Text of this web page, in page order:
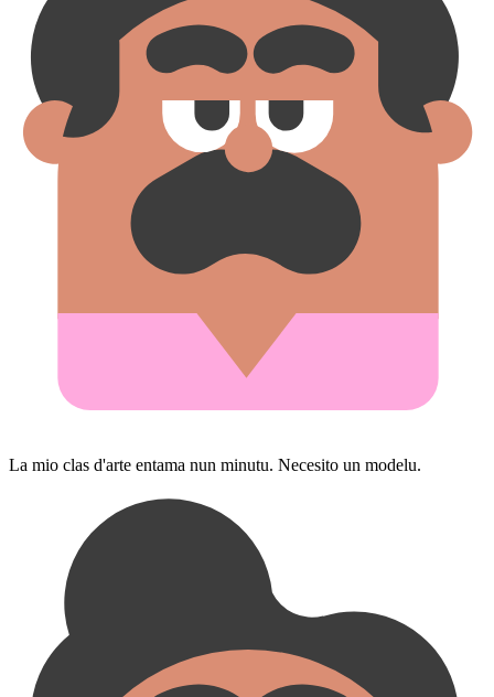
La mio clas d'arte entama nun minutu. Necesito un modelu.